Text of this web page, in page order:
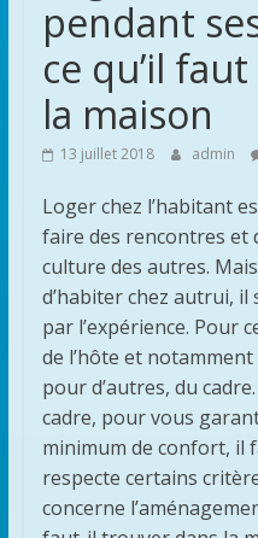
de
voyage
et
de
pendant
ce qu’il
la maison
13 juillet 2018 admin
Loger chez l’habitant
faire des rencontres et
culture des autres.
d’habiter chez autrui, il
par l’expérience. Pour
de l’hôte et
pour d’autres, du
cadre, pour vous
minimum de confort, il
respecte certains
concerne